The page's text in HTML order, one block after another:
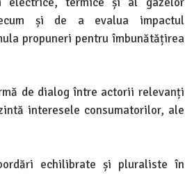
și de a evalua impactul
propuneri pentru îmbunătățirea
de dialog între actorii relevanți
interesele consumatorilor, ale
echilibrate și pluraliste în